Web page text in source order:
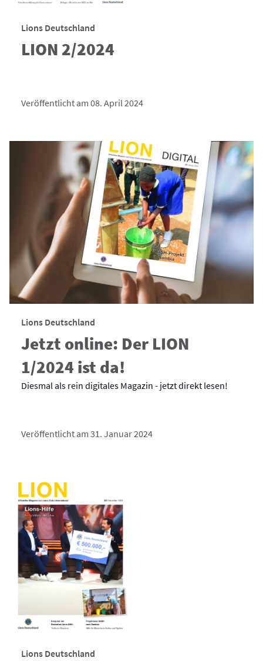
Lions Deutschland
LION 2/2024
Veröffentlicht am 08. April 2024
Lions Deutschland
Jetzt online: Der LION
1/2024 ist da!
Diesmal als rein digitales Magazin - jetzt direkt lesen!
Veröffentlicht am 31. Januar 2024
Lions Deutschland